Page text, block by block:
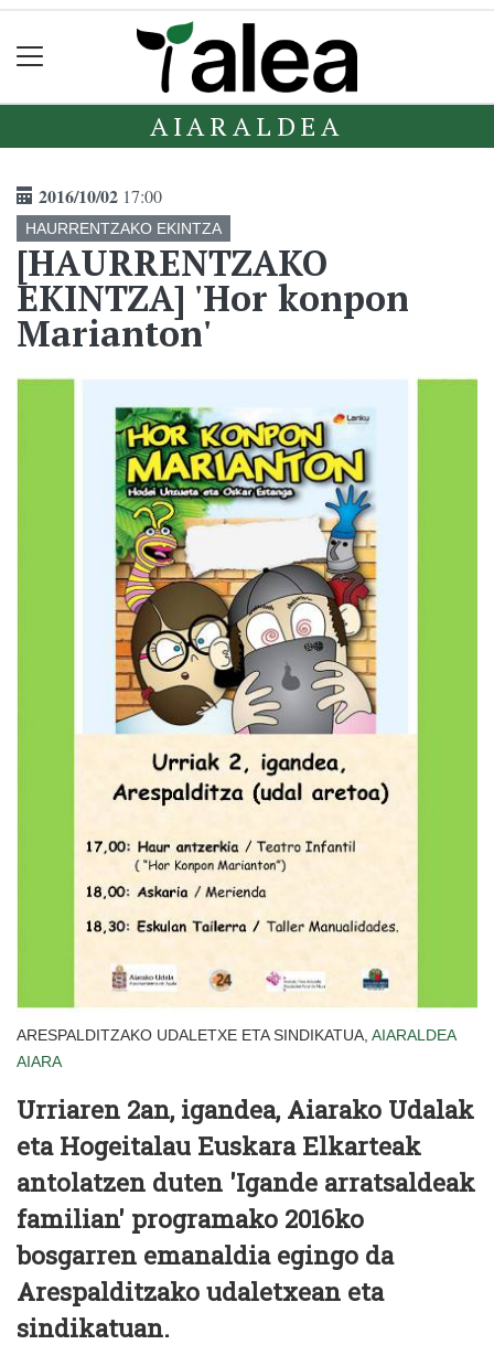
AIARALDEA
2016/10/02 17:00
HAURRENTZAKO EKINTZA
[HAURRENTZAKO
EKINTZA] 'Hor konpon
Marianton'
ARESPALDITZAKO UDALETXE ETA SINDIKATUA, AIARALDEA
AIARA
Urriaren 2an, igandea, Aiarako Udalak
eta Hogeitalau Euskara Elkarteak
antolatzen duten 'Igande arratsaldeak
familian' programako 2016ko
bosgarren emanaldia egingo da
Arespalditzako udaletxean eta
sindikatuan.